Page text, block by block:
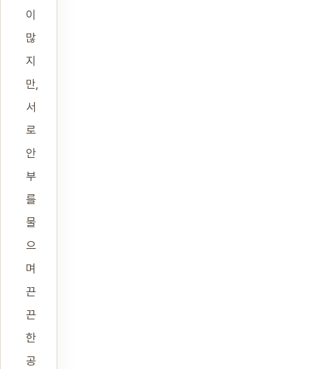
이
많
지
만,
서
로
안
부
를
물
으
며
끈
끈
한
공